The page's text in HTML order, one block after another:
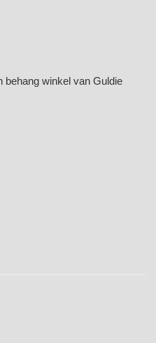
behang winkel van Guldie